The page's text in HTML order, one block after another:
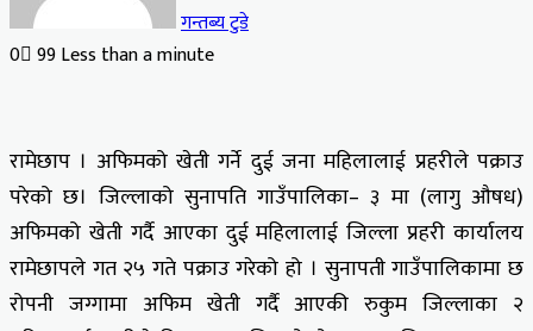
गन्तब्य टुडे
0 99Less than a minute
रामेछाप । अफिमको खेती गर्ने दुई जना महिलालाई प्रहरीले पक्राउ
परेको छ। जिल्लाको सुनापति गाउँपालिका– ३ मा (लागु औषध)
अफिमको खेती गर्दै आएका दुई महिलालाई जिल्ला प्रहरी कार्यालय
रामेछापले गत २५ गते पक्राउ गरेको हो । सुनापती गाउँपालिकामा छ
रोपनी जग्गामा अफिम खेती गर्दै आएकी रुकुम जिल्लाका २